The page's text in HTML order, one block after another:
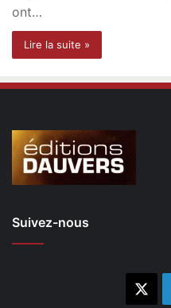
ont…
Lire la suite »
Suivez-nous